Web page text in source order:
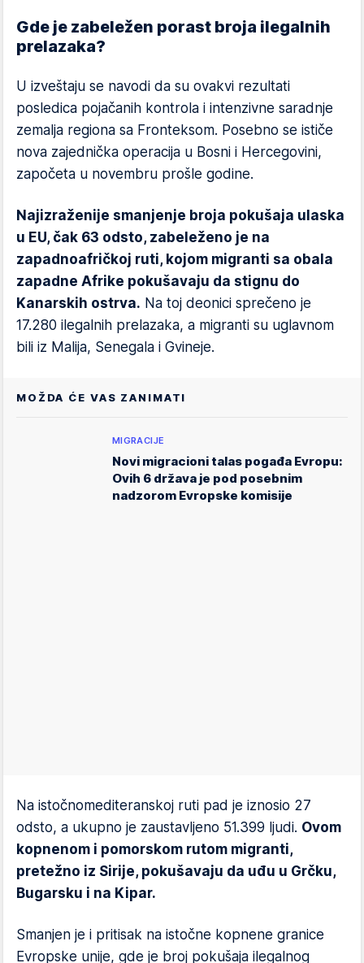
Gde je zabeležen porast broja ilegalnih
prelazaka?
U izveštaju se navodi da su ovakvi rezultati
posledica pojačanih kontrola i intenzivne saradnje
zemalja regiona sa Fronteksom. Posebno se ističe
nova zajednička operacija u Bosni i Hercegovini,
započeta u novembru prošle godine.
Najizraženije smanjenje broja pokušaja ulaska
u EU, čak 63 odsto, zabeleženo je na
zapadnoafričkoj ruti, kojom migranti sa obala
zapadne Afrike pokušavaju da stignu do
Kanarskih ostrva. Na toj deonici sprečeno je
17.280 ilegalnih prelazaka, a migranti su uglavnom
bili iz Malija, Senegala i Gvineje.
MOŽDA ĆE VAS ZANIMATI
MIGRACIJE
Novi migracioni talas pogađa Evropu:
Ovih 6 država je pod posebnim
nadzorom Evropske komisije
Na istočnomediteranskoj ruti pad je iznosio 27
odsto, a ukupno je zaustavljeno 51.399 ljudi. Ovom
kopnenom i pomorskom rutom migranti,
pretežno iz Sirije, pokušavaju da uđu u Grčku,
Bugarsku i na Kipar.
Smanjen je i pritisak na istočne kopnene granice
Evropske unije, gde je broj pokušaja ilegalnog